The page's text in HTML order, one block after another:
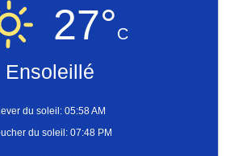
27°C
Ensoleillé
du soleil: 05:58 AM
du soleil: 07:48 PM